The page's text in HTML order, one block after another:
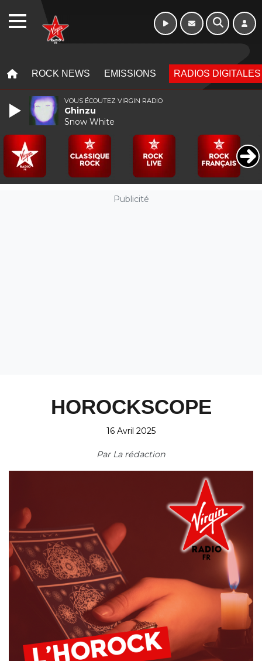
ROCK NEWS EMISSIONS RADIOS DIGITALES
Publicité
HOROCKSCOPE
16 Avril 2025
Par La rédaction
VOUS ÉCOUTEZ VIRGIN RADIO
Ghinzu
Snow White
WEBRADIO Week-end de 06h
à 12h